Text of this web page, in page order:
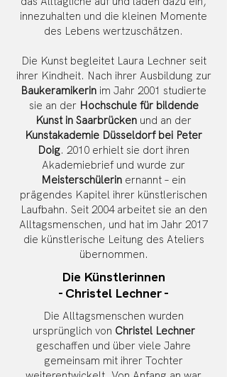
innezuhalten und die kleinen Momente
des Lebens wertzuschätzen.
Die Kunst begleitet Laura Lechner seit
ihrer Kindheit. Nach ihrer Ausbildung zur
Baukeramikerin im Jahr 2001 studierte
sie an der Hochschule für bildende
Kunst in Saarbrücken und an der
Kunstakademie Düsseldorf bei Peter
Doig. 2010 erhielt sie dort ihren
Akademiebrief und wurde zur
Meisterschülerin ernannt – ein
prägendes Kapitel ihrer künstlerischen
Laufbahn. Seit 2004 arbeitet sie an den
Alltagsmenschen, und hat im Jahr 2017
die künstlerische Leitung des Ateliers
übernommen.
Die Künstlerinnen
- Christel Lechner -
Die Alltagsmenschen wurden
ursprünglich von Christel Lechner
geschaffen und über viele Jahre
gemeinsam mit ihrer Tochter